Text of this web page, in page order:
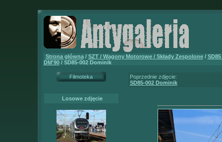
Strona główna/ SZT / Wagony Motorowe / Składy Zespolone/ SD85
DM'90/ SD85-002 Dominik
Filmoteka
Losowe zdjęcie
Poprzednie zdjęcie:
SD85-002 Dominik